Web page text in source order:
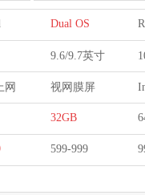
Dual OS
9.6/9.7英寸
网 视网膜屏
32GB
599-999